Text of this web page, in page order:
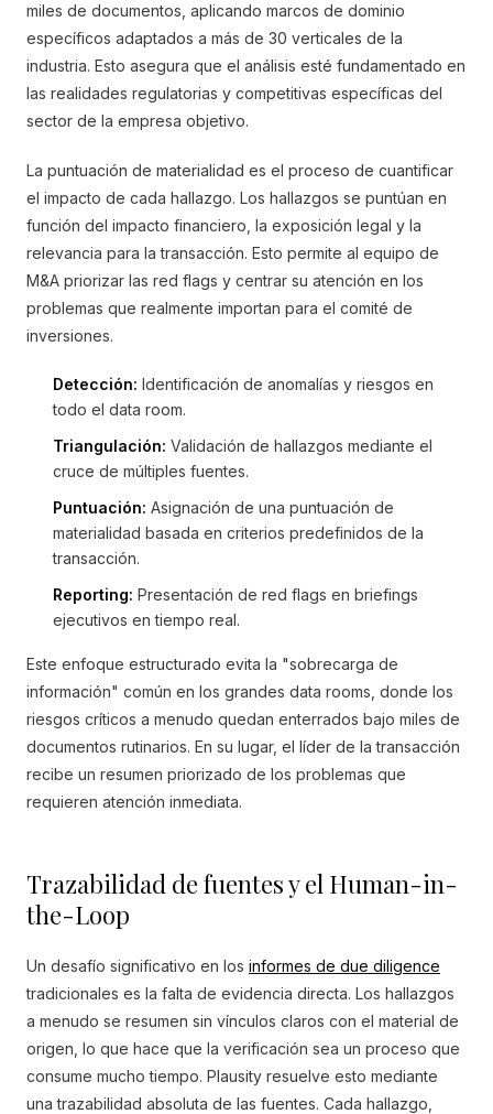
miles de documentos, aplicando marcos de dominio
específicos adaptados a más de 30 verticales de la
industria. Esto asegura que el análisis esté fundamentado en
las realidades regulatorias y competitivas específicas del
sector de la empresa objetivo.
La puntuación de materialidad es el proceso de cuantificar
el impacto de cada hallazgo. Los hallazgos se puntúan en
función del impacto financiero, la exposición legal y la
relevancia para la transacción. Esto permite al equipo de
M&A priorizar las red flags y centrar su atención en los
problemas que realmente importan para el comité de
inversiones.
Detección: Identificación de anomalías y riesgos en
todo el data room.
Triangulación: Validación de hallazgos mediante el
cruce de múltiples fuentes.
Puntuación: Asignación de una puntuación de
materialidad basada en criterios predefinidos de la
transacción.
Reporting: Presentación de red flags en briefings
ejecutivos en tiempo real.
Este enfoque estructurado evita la "sobrecarga de
información" común en los grandes data rooms, donde los
riesgos críticos a menudo quedan enterrados bajo miles de
documentos rutinarios. En su lugar, el líder de la transacción
recibe un resumen priorizado de los problemas que
requieren atención inmediata.
Trazabilidad de fuentes y el Human-in-
the-Loop
Un desafío significativo en los informes de due diligence
tradicionales es la falta de evidencia directa. Los hallazgos
a menudo se resumen sin vínculos claros con el material de
origen, lo que hace que la verificación sea un proceso que
consume mucho tiempo. Plausity resuelve esto mediante
una trazabilidad absoluta de las fuentes. Cada hallazgo,